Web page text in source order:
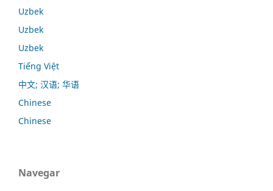
Uzbek
Uzbek
Uzbek
Tiếng Việt
中文; 汉语; 华语
Chinese
Chinese
Navegar